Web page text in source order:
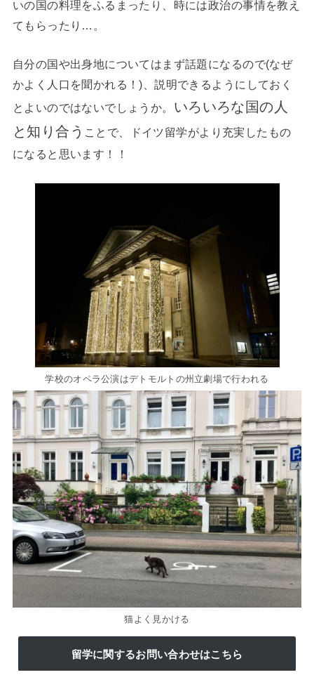
いの国の料理をふるまったり、時には政治の事情を教え
てもらったり…。
自分の国や出身地についてはまず話題になるので(なぜ
かよく人口を聞かれる！)、説明できるようにしておく
とよいのではないでしょうか。 いろいろな国の人
と知り合う ことで、ドイツ留学がより充実したもの
になると思います！！
学校のオペラ公演はデトモルトの州立劇場で行われる
猫よく見かける
留学に関するお問い合わせはこちら